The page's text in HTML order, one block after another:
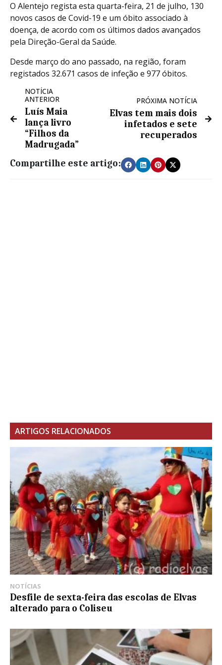
O Alentejo regista esta quarta-feira, 21 de julho, 130
novos casos de Covid-19 e um óbito associado à
doença, de acordo com os últimos dados avançados
pela Direção-Geral da Saúde.
Desde março do ano passado, na região, foram
registados 32.671 casos de infeção e 977 óbitos.
NOTÍCIA
ANTERIOR
Luís Maia
lança livro
“Filhos da
Madrugada”
PRÓXIMA NOTÍCIA
Elvas tem mais dois
infetados e sete
recuperados
Compartilhe este artigo:
ARTIGOS RELACIONADOS
NOTÍCIAS
Desfile de sexta-feira das escolas de Elvas
alterado para o Coliseu